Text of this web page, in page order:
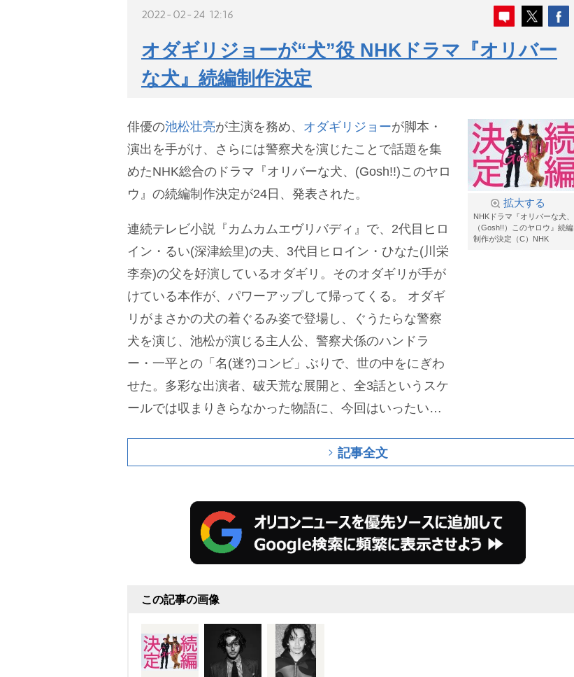
2022-02-24 12:16
オダギリジョーが“犬”役 NHKドラマ『オリバー
な犬』続編制作決定
拡大する
NHKドラマ『オリバーな犬、
（Gosh!!）このヤロウ』続編
制作が決定（C）NHK
俳優の池松壮亮が主演を務め、 オダギリジョーが脚本・
演出を手がけ、さらには警察犬を演じたことで話題を集
めたNHK総合のドラマ『オリバーな犬、(Gosh!!)このヤロ
ウ』の続編制作決定が24日、発表された。
連続テレビ小説『カムカムエヴリバディ』で、2代目ヒロ
イン・るい(深津絵里)の夫、3代目ヒロイン・ひなた(川栄
李奈)の父を好演しているオダギリ。そのオダギリが手が
けている本作が、パワーアップして帰ってくる。
オダギ
リがまさかの犬の着ぐるみ姿で登場し、ぐうたらな警察
犬を演じ、池松が演じる主人公、警察犬係のハンドラ
ー・一平との「名(迷?)コンビ」ぶりで、世の中をにぎわ
せた。多彩な出演者、破天荒な展開と、全3話というスケ
ールでは収まりきらなかった物語に、今回はいったいど
が朝ドラ撮影期間に大阪で執筆したオリジナル脚本で、
のか、前回残された謎の数々は解き明かされるのか、そ
して物語世界を彩った一平たち登場人物のその後は…。
新たな出演メンバーも多数いるようで、放送時期や追加
キャストなどの情報は、これから徐々に発表されてい
記事全文
この記事の画像